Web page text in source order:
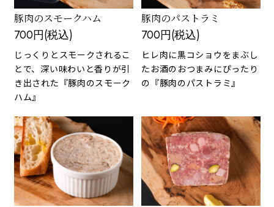
豚肉のスモークハム
700円(税込)
じっくりとスモークされるこ
とで、深い味わいと香りが引
き出された『豚肉のスモーク
ハム』
豚肉のパストラミ
700円(税込)
ヒレ肉に黒コショウをまぶし
たお酒のおつまみにぴったり
の『豚肉のパストラミ』